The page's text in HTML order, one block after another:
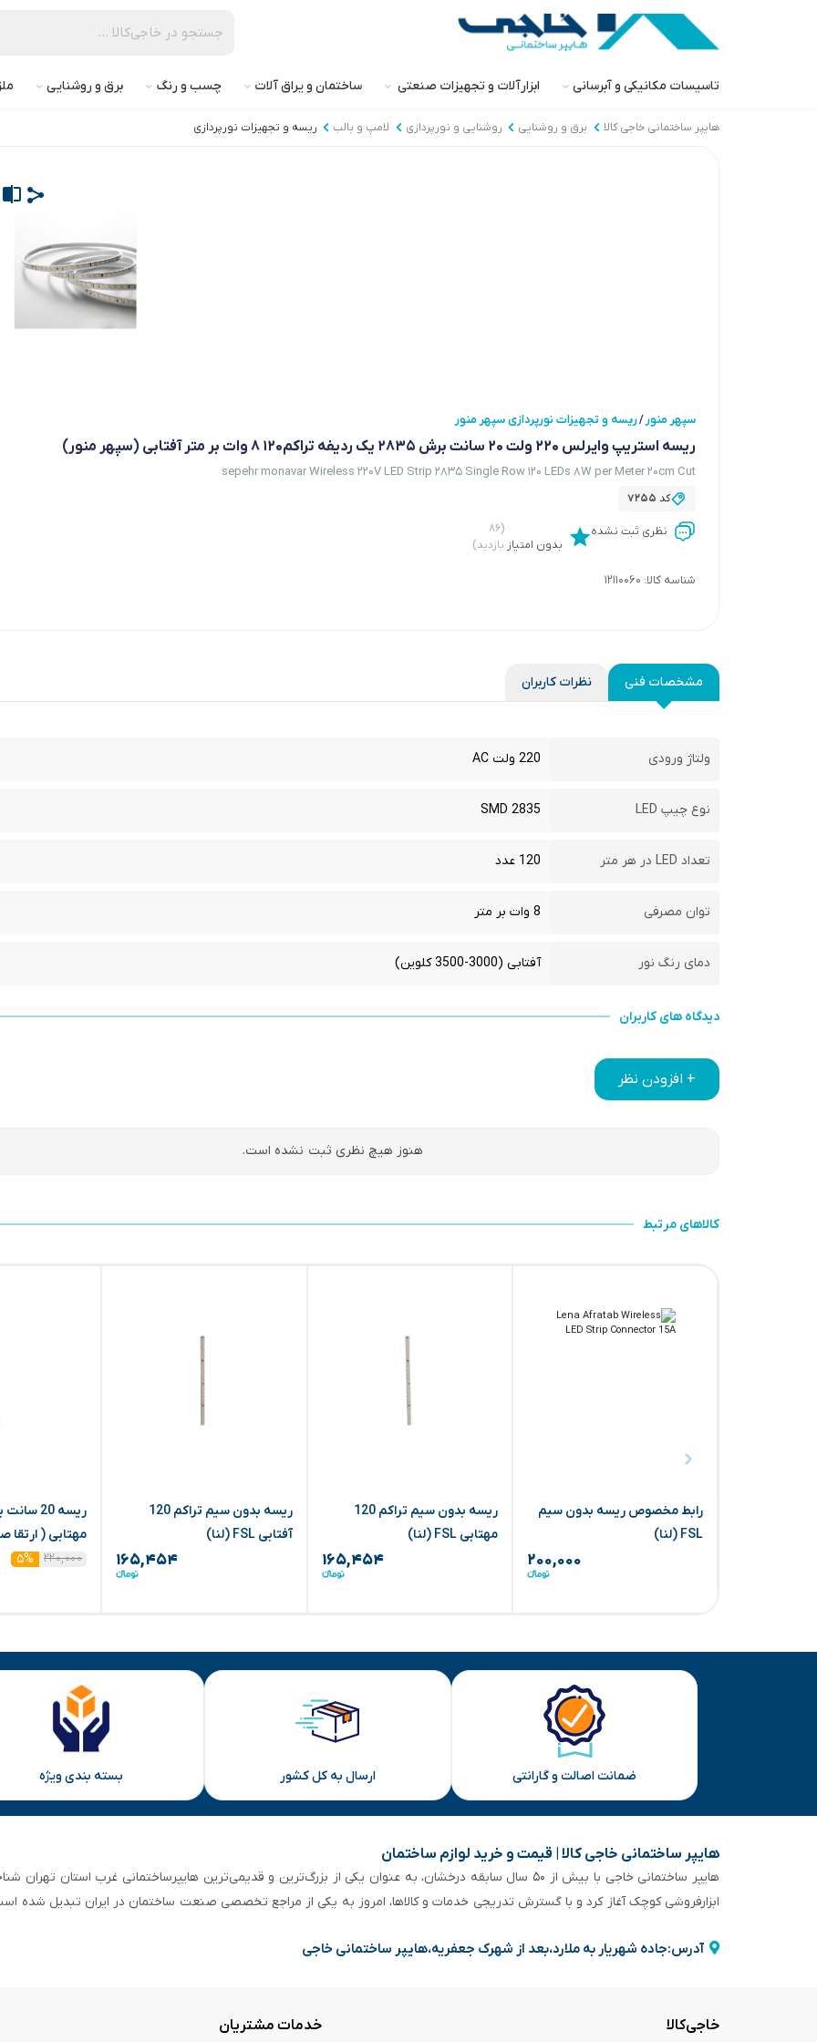
تاسیسات مکانیکی و آبرسانی ابزارآلات و تجهیزات صنعتی ساختمان و یراق آلات چسب و رنگ برق و روشنایی
هایپر ساختمانی خاجی‌ کالا برق و روشنایی روشنایی و نورپردازی لامپ و بالب ریسه و تجهیزات نورپردازی
سپهر منور /ریسه و تجهیزات نورپردازی سپهر منور
ریسه استریپ وایرلس 220 ولت 20 سانت برش 2835 یک ردیفه تراکم120 8 وات بر متر آفتابی (سپهر منور)
sepehr monavar Wireless 220V LED Strip 2835 Single Row 120 LEDs 8W per Meter 20cm Cut
کد 7255
نظری ثبت نشده
بدون امتیاز
(۸۶
بازدید)
شناسه کالا: 12110060
مشخصات فنی نظرات کاربران
ولتاژ ورودی 220 ولت AC
نوع چیپ LED SMD 2835
تعداد LED در هر متر 120 عدد
توان مصرفی 8 وات بر متر
دمای رنگ نور آفتابی (3000-3500 کلوین)
دیدگاه های کاربران
+ افزودن نظر
هنوز هیچ نظری ثبت نشده است.
کالاهای مرتبط
رابط مخصوص ریسه بدون سیم
FSL (لنا)
۲۰۰,۰۰۰
ریسه بدون سیم تراکم 120
مهتابی FSL (لنا)
۱۶۵,۴۵۴
ریسه بدون سیم تراکم 120
آفتابی FSL (لنا)
۱۶۵,۴۵۴
مهتابی ( ارتقا
۲۲۰,۰۰۰
۵%
ضمانت اصالت و گارانتی ارسال به کل کشور بسته بندی ویژه
هایپر ساختمانی خاجی‌ کالا | قیمت و خرید لوازم ساختمان
هایپر ساختمانی خاجی‌ با بیش از ۵۰ سال سابقه‌ درخشان، به عنوان یکی از بزرگ‌ترین و قدیمی‌ترین هایپرساختمانی‌ غرب
ابزارفروشی کوچک آغاز کرد و با گسترش تدریجی خدمات و کالاها، امروز به یکی از مراجع تخصصی صنعت ساختمان در ایران تبدیل شده
آدرس:جاده شهریار به ملارد،بعد از شهرک جعفریه،هایپر ساختمانی خاجی
خاجی‌کالا خدمات مشتریان